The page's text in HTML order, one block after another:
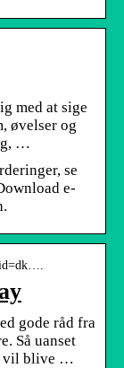
med at sige
øvelser og
…
se
e-
gode råd fra
Så uanset
vil blive …